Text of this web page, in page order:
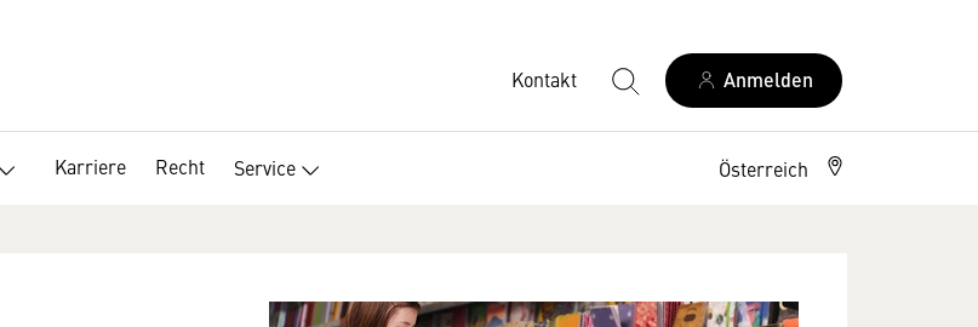
Kontakt Anmelden
Karriere Recht Service Österreich